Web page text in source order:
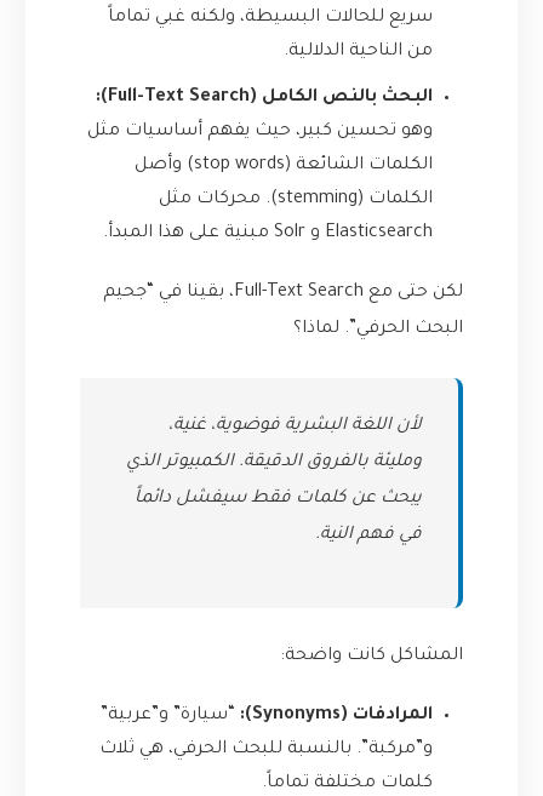
سريع للحالات البسيطة، ولكنه غبي تماماً
من الناحية الدلالية.
البحث بالنص الكامل (Full-Text Search):
وهو تحسين كبير، حيث يفهم أساسيات مثل
الكلمات الشائعة (stop words) وأصل
الكلمات (stemming). محركات مثل
Elasticsearch و Solr مبنية على هذا المبدأ.
لكن حتى مع Full-Text Search، بقينا في “جحيم
البحث الحرفي”. لماذا؟
لأن اللغة البشرية فوضوية، غنية،
ومليئة بالفروق الدقيقة. الكمبيوتر الذي
يبحث عن كلمات فقط سيفشل دائماً
في فهم النية.
المشاكل كانت واضحة:
المرادفات (Synonyms):
“سيارة” و”عربية”
و”مركبة”. بالنسبة للبحث الحرفي، هي ثلاث
كلمات مختلفة تماماً.